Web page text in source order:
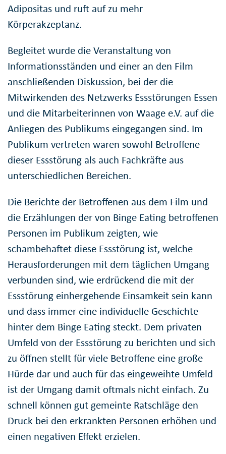
Adipositas und ruft auf zu mehr
Körperakzeptanz.
Begleitet wurde die Veranstaltung von
Informationsständen und einer an den Film
anschließenden Diskussion, bei der die
Mitwirkenden des Netzwerks Essstörungen Essen
und die Mitarbeiterinnen von Waage e.V. auf die
Anliegen des Publikums eingegangen sind. Im
Publikum vertreten waren sowohl Betroffene
dieser Essstörung als auch Fachkräfte aus
unterschiedlichen Bereichen.
Die Berichte der Betroffenen aus dem Film und
die Erzählungen der von Binge Eating betroffenen
Personen im Publikum zeigten, wie
schambehaftet diese Essstörung ist, welche
Herausforderungen mit dem täglichen Umgang
verbunden sind, wie erdrückend die mit der
Essstörung einhergehende Einsamkeit sein kann
und dass immer eine individuelle Geschichte
hinter dem Binge Eating steckt. Dem privaten
Umfeld von der Essstörung zu berichten und sich
zu öffnen stellt für viele Betroffene eine große
Hürde dar und auch für das eingeweihte Umfeld
ist der Umgang damit oftmals nicht einfach. Zu
schnell können gut gemeinte Ratschläge den
Druck bei den erkrankten Personen erhöhen und
einen negativen Effekt erzielen.